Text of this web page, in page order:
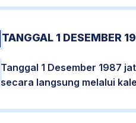
TANGGAL 1 DESEMBER
Tanggal 1 Desember 1987
secara langsung melalui